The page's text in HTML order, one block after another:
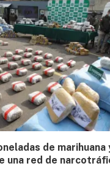
de marihuana
una red de